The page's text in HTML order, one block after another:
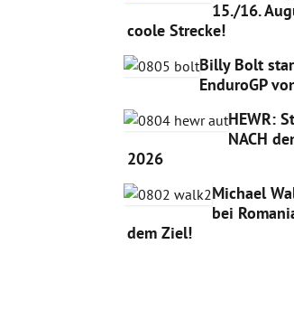
15./16.
coole Strecke!
Billy Bolt
EnduroGP
HEWR:
NACH
2026
Michael
bei
dem Ziel!